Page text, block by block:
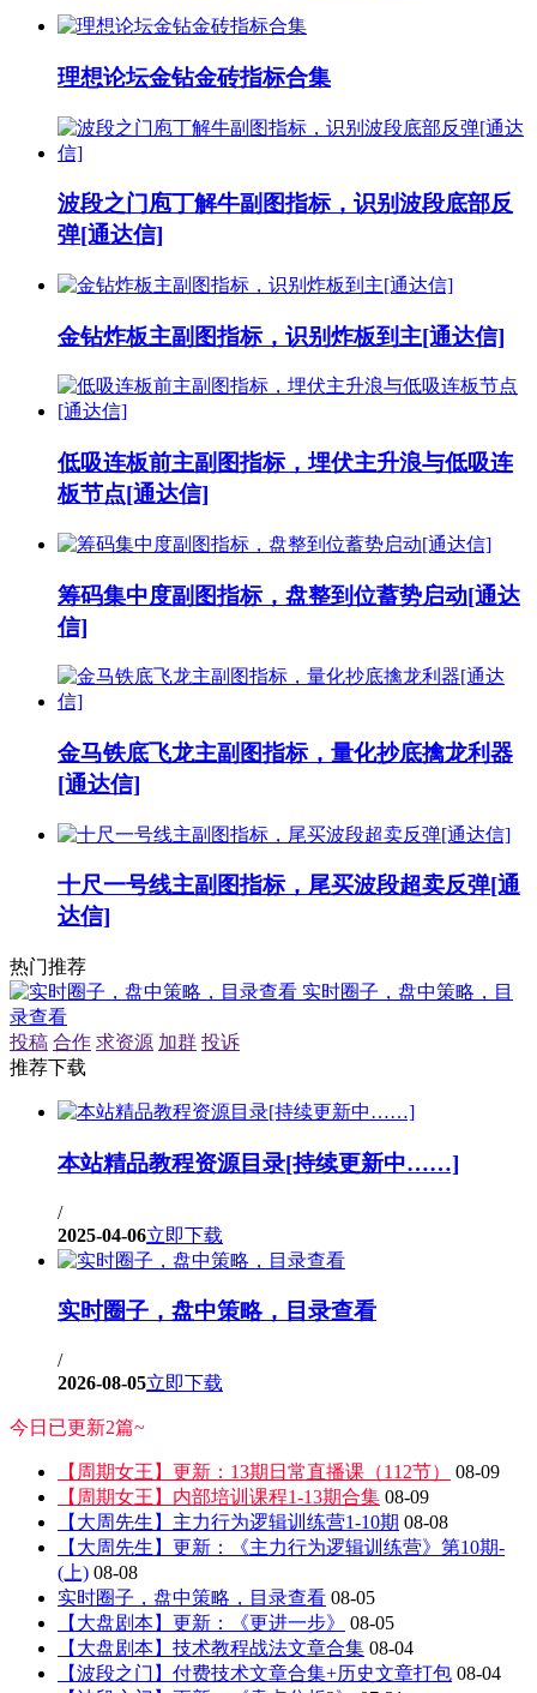
理想论坛金钻金砖指标合集
波段之门庖丁解牛副图指标，识别波段底部反
弹[通达信]
金钻炸板主副图指标，识别炸板到主[通达信]
低吸连板前主副图指标，埋伏主升浪与低吸连
板节点[通达信]
筹码集中度副图指标，盘整到位蓄势启动[通达
信]
金马铁底飞龙主副图指标，量化抄底擒龙利器
[通达信]
十尺一号线主副图指标，尾买波段超卖反弹[通
达信]
热门推荐
实时圈子，盘中策略，目
录查看
投稿 合作 求资源 加群 投诉
推荐下载
本站精品教程资源目录[持续更新中……]
/
2025-04-06立即下载
实时圈子，盘中策略，目录查看
/
2026-08-05立即下载
今日已更新2篇~
【周期女王】更新：13期日常直播课（112节）
08-09
【周期女王】内部培训课程1-13期合集 08-09
【大周先生】主力行为逻辑训练营1-10期 08-08
【大周先生】更新：《主力行为逻辑训练营》第10期-
(上) 08-08
实时圈子，盘中策略，目录查看 08-05
【大盘剧本】更新：《更进一步》
08-05
【大盘剧本】技术教程战法文章合集 08-04
【波段之门】付费技术文章合集+历史文章打包 08-04